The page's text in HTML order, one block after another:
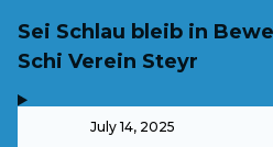
Sei Schlau bleib in
Schi Verein Steyr
July 14, 2025